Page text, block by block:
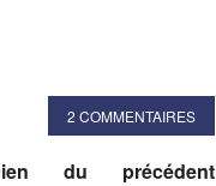
2 COMMENTAIRES
du précédent